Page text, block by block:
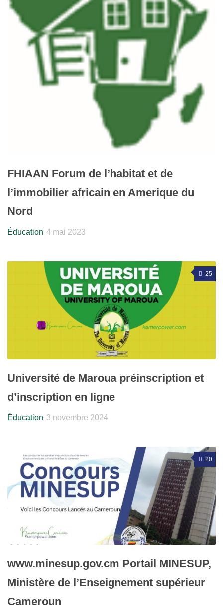
FHIAAN Forum de l’habitat et de
l’immobilier africain en Amerique du
Nord
Éducation 4 mai 2023
25
Université de Maroua préinscription et
d’inscription en ligne
Éducation 3 novembre 2024
20
www.minesup.gov.cm Portail MINESUP,
Ministère de l’Enseignement supérieur
Cameroun